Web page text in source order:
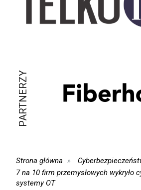
PARTNERZY
Strona główna
7 na 10 firm przemysłowych wykryło
systemy OT